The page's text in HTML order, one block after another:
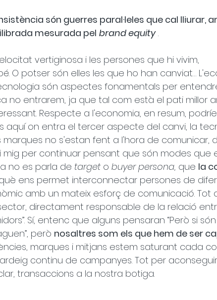
són guerres paral·leles que cal lliurar,
mesurada pel brand equity .
vertiginosa i les persones que hi vivim,
O potser són elles les que ho han canviat…
són aspectes fonamentals per
no entrarem, ja que tal com està el pati millor
Respecte a l'economia, en resum,
aquí on entra el tercer aspecte del canvi, la
no s'estan fent a l'hora de comunicar,
per continuar pensant que són modes que
no es parla de target o buyer persona, que la
ens permet interconnectar persones de
amb un mateix esforç de comunicació. Tot
directament responsable de la relació
Sí, entenc que alguns pensaran “Però si
però nosaltres som els que hem de ser
marques i mitjans estem saturant cada
continu de campanyes. Tot per aconseguir
transaccions a la nostra botiga.